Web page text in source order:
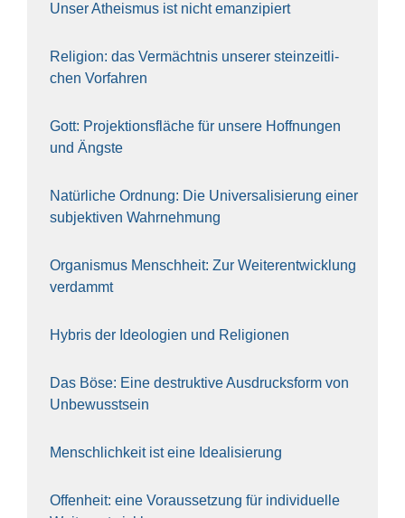
Unser Athe­is­mus ist nicht eman­zi­piert
Reli­gi­on: das Ver­mächt­nis unse­rer stein­zeit­li­
chen Vor­fah­ren
Gott: Pro­jek­ti­ons­flä­che für unse­re Hoff­nun­gen
und Ängs­te
Natür­li­che Ord­nung: Die Uni­ver­sa­li­sie­rung einer
sub­jek­ti­ven Wahr­neh­mung
Orga­nis­mus Mensch­heit: Zur Wei­ter­ent­wick­lung
ver­dammt
Hybris der Ideo­lo­gien und Reli­gio­nen
Das Böse: Eine destruk­ti­ve Aus­drucks­form von
Unbe­wusst­sein
Mensch­lich­keit ist eine Idea­li­sie­rung
Offen­heit: eine Vor­aus­set­zung für indi­vi­du­el­le